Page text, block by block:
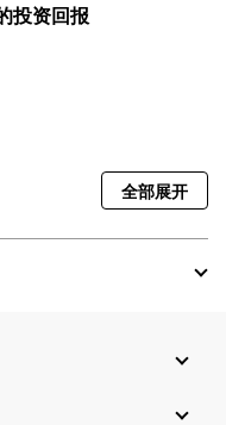
投资回报
全部展开